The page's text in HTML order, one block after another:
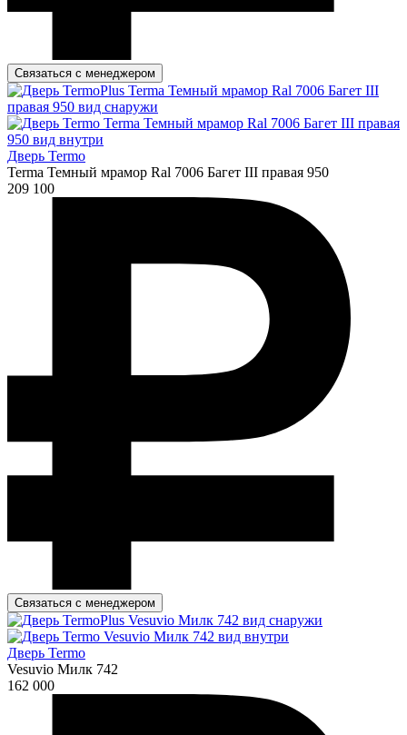
Связаться с менеджером
Дверь Termo
Terma Темный мрамор Ral 7006 Багет III правая 950
209 100
Связаться с менеджером
Дверь Termo
Vesuvio Милк 742
162 000